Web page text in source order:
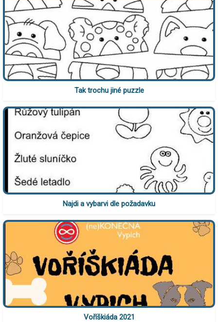
Tak trochu jiné puzzle
Najdi a vybarvi dle požadavku
Voříškiáda 2021